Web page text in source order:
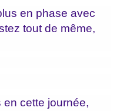
en phase avec
tout de même,
cette journée,